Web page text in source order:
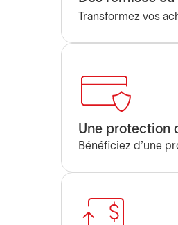
Transformez vos
Une protection
Bénéficiez d’une